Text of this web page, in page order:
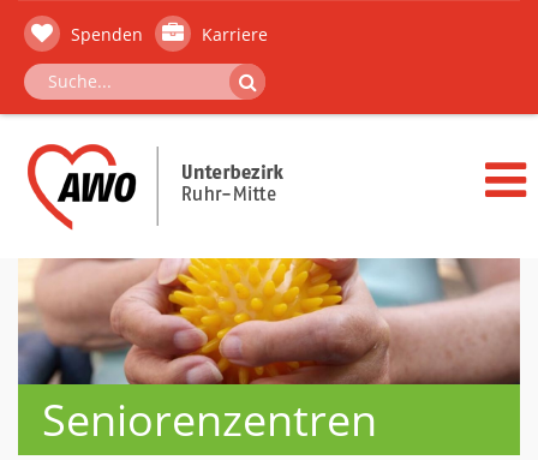
Spenden Karriere
Seniorenzentren